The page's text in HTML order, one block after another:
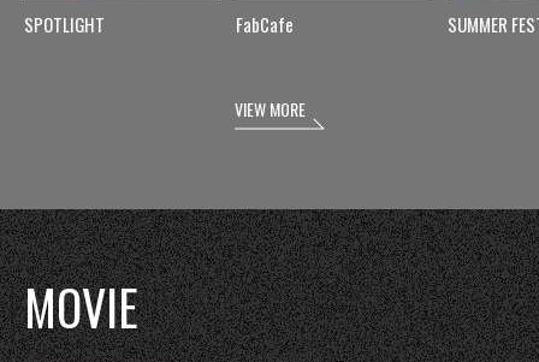
SPOTLIGHT FabCafe SUMMER
VIEW MORE
MOVIE